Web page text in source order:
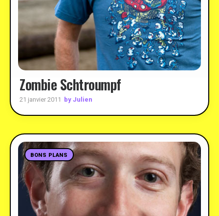
Zombie Schtroumpf
21 janvier 2011 by Julien
BONS PLANS